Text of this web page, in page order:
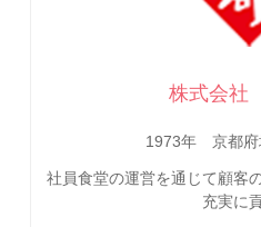
株式会
1973年 京都府
社員食堂の運営を通じて顧客
充実に